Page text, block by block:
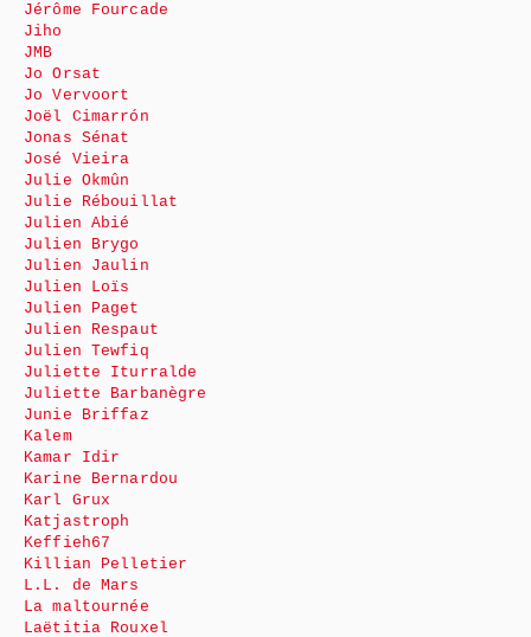
Jérôme Fourcade
Jiho
JMB
Jo Orsat
Jo Vervoort
Joël Cimarrón
Jonas Sénat
José Vieira
Julie Okmûn
Julie Rébouillat
Julien Abié
Julien Brygo
Julien Jaulin
Julien Loïs
Julien Paget
Julien Respaut
Julien Tewfiq
Juliette Iturralde
Juliette Barbanègre
Junie Briffaz
Kalem
Kamar Idir
Karine Bernardou
Karl Grux
Katjastroph
Keffieh67
Killian Pelletier
L.L. de Mars
La maltournée
Laëtitia Rouxel